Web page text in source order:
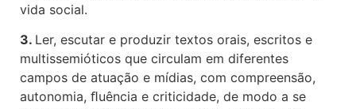
vida social.
3. Ler, escutar e produzir textos orais, escritos e
multissemióticos que circulam em diferentes
campos de atuação e mídias, com compreensão,
autonomia, ﬂuência e criticidade, de modo a se